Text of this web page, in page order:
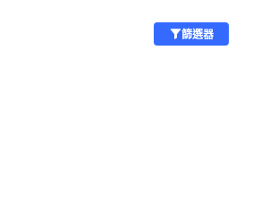
篩選器